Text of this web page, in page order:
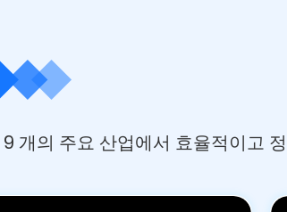
개의 주요 산업에서 효율적이고